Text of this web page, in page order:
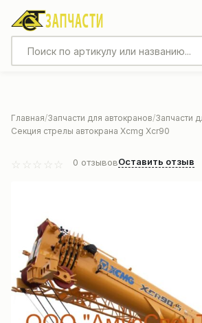
Главная Запчасти для автокранов Запчасти
Секция стрелы автокрана Xcmg Xcr90
0 отзывовОставить отзыв